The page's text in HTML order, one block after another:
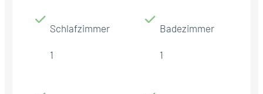
Schlafzimmer
1
Badezimmer
1